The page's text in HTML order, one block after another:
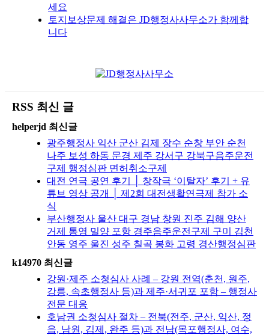
세요
토지보상문제 해결은 JD행정사사무소가 함께합
니다
RSS 최신 글
helperjd 최신글
광주행정사 익산 군산 김제 장수 순창 부안 순천
나주 보성 하동 문경 제주 강서구 강북구음주운전
구제 행정심판 면허취소구제
대전 연극 공연 후기 │ 창작극 ‘이탈자’ 후기 + 유
튜브 영상 공개 │ 제2회 대전생활연극제 참가 소
식
부산행정사 울산 대구 경남 창원 진주 김해 양산
거제 통영 밀양 포항 경주음주운전구제 구미 김천
안동 영주 울진 성주 칠곡 봉화 고령 경산행정심판
k14970 최신글
강원·제주 소청심사 사례 – 강원 전역(춘천, 원주,
강릉, 속초행정사 등)과 제주·서귀포 포함 – 행정사
전문 대응
호남권 소청심사 절차 – 전북(전주, 군산, 익산, 정
읍, 남원, 김제, 완주 등)과 전남(목포행정사, 여수,